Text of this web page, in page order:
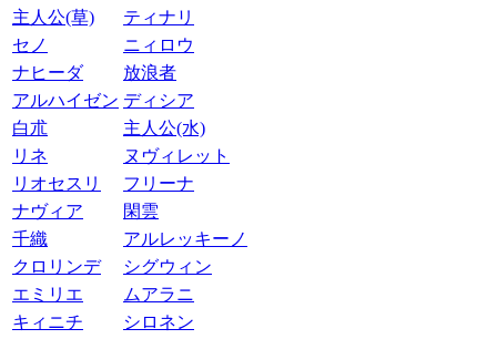
主人公(草)
ティナリ
セノ
ニィロウ
ナヒーダ
放浪者
アルハイゼン ディシア
白朮
主人公(水)
リネ
ヌヴィレット
リオセスリ
フリーナ
ナヴィア
閑雲
千織
アルレッキーノ
クロリンデ
シグウィン
エミリエ
ムアラニ
キィニチ
シロネン